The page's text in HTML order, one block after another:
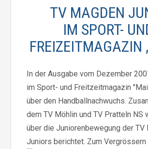
TV MAGDEN
IM SPORT-
FREIZEITMAGAZIN
In der Ausgabe vom Dezember
im Sport- und Freitzeitmagazin
über den Handballnachwuchs.
dem TV Möhlin und TV Pratteln NS
über die Juniorenbewegung der TV
Juniors berichtet. Zum